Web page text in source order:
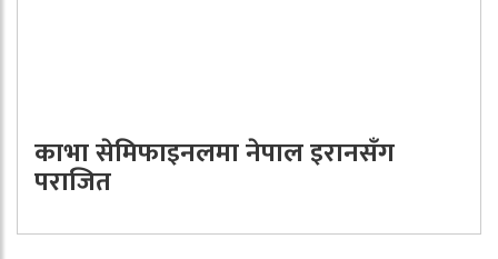
काभा सेमिफाइनलमा नेपाल इरानसँग
पराजित